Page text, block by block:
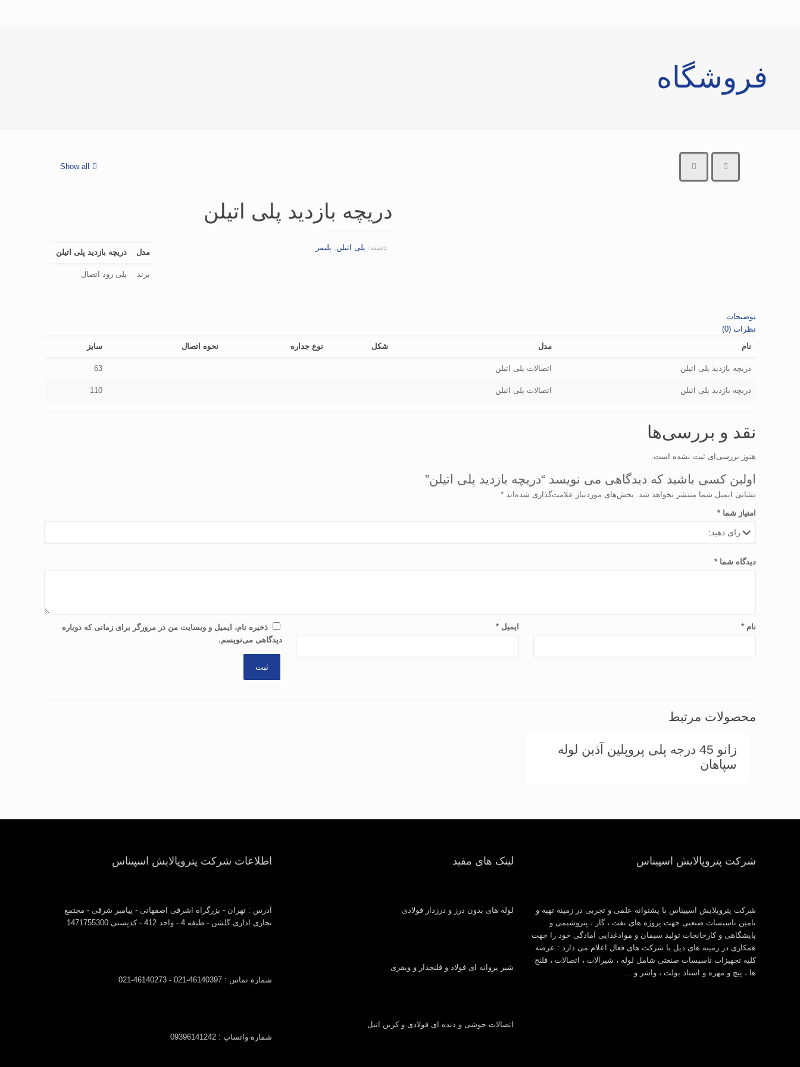
فروشگاه
Show all
دریچه بازدید پلی اتیلن
مدل دریچه بازدید پلی اتیلن
برند پلی رود اتصال
دسته: پلی اتیلن, پلیمر
توضیحات
نظرات (0)
نام
مدل شکل نوع جداره نحوه اتصال سایز
دریچه بازدید پلی اتیلن اتصالات پلی اتیلن 63
دریچه بازدید پلی اتیلن اتصالات پلی اتیلن 110
نقد و بررسی‌ها
هنوز بررسی‌ای ثبت نشده است.
اولین کسی باشید که دیدگاهی می نویسد “دریچه بازدید پلی اتیلن”
نشانی ایمیل شما منتشر نخواهد شد. بخش‌های موردنیاز علامت‌گذاری شده‌اند*
امتیاز شما*
دیدگاه شما*
نام* ایمیل*
ذخیره نام، ایمیل و وبسایت من در مرورگر برای زمانی که دوباره
دیدگاهی می‌نویسم.
محصولات مرتبط
زانو 45 درجه پلی پروپلین آذین لوله
سپاهان
شرکت پتروپالایش اسپیناس
شرکت پتروپلایش اسپیناس با پشتوانه علمی و تجربی در زمینه تهیه و
تامین تاسیسات صنعتی جهت پروژه های نفت ، گاز ، پتروشیمی و
پایشگاهی و کارخانجات تولید سیمان و موادغذایی آمادگی خود را جهت
همکاری در زمینه های ذیل با شرکت های فعال اعلام می دارد : عرضه
کلیه تجهیزات تاسیسات صنعتی شامل لوله ، شیرآلات ، اتصالات ، فلنج
ها ، پیچ و مهره و استاد بولت ، واشر و ...
لینک های مفید
لوله های بدون درز و درزدار فولادی
شیر پروانه ای فولاد و فلنجدار و ویفری
اتصالات جوشی و دنده ای فولادی و کربن اتیل
اطلاعات شرکت پتروپالایش اسپیناس
آدرس : تهران - بزرگراه اشرفی اصفهانی - پیامبر شرقی - مجتمع
تجاری اداری گلشن - طبقه 4 - واحد 412 - کدپستی 1471755300
شماره تماس : 46140397-021 - 46140273-021
شماره واتساپ : 09396141242